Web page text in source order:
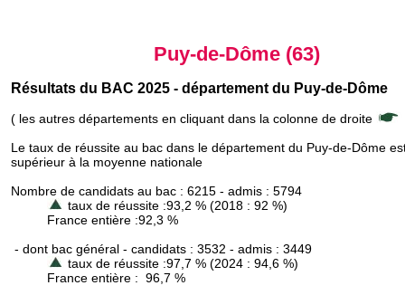
Puy-de-Dôme (63)
Résultats du BAC 2025 - département du Puy-de-Dôme
( les autres départements en cliquant dans la colonne de droite
Le taux de réussite au bac dans le département du Puy-de-Dôme
supérieur à la moyenne nationale
Nombre de candidats au bac : 6215 - admis : 5794
taux de réussite :93,2 % (2018 : 92 %)
France entière :92,3 %
- dont bac général - candidats : 3532 - admis : 3449
taux de réussite :97,7 % (2024 : 94,6 %)
France entière : 96,7 %